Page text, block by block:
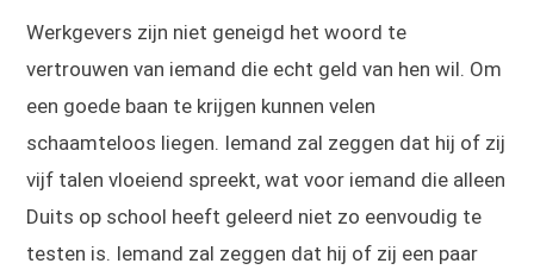
Werkgevers zijn niet geneigd het woord te
vertrouwen van iemand die echt geld van hen wil. Om
een goede baan te krijgen kunnen velen
schaamteloos liegen. Iemand zal zeggen dat hij of zij
vijf talen vloeiend spreekt, wat voor iemand die alleen
Duits op school heeft geleerd niet zo eenvoudig te
testen is. Iemand zal zeggen dat hij of zij een paar